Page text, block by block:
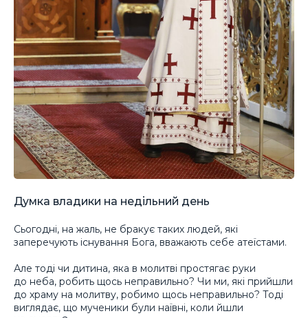
Думка владики на недільний день
Сьогодні, на жаль, не бракує таких людей, які
заперечують існування Бога, вважають себе атеїстами.
Але тоді чи дитина, яка в молитві простягає руки
до неба, робить щось неправильно? Чи ми, які прийшли
до храму на молитву, робимо щось неправильно? Тоді
виглядає, що мученики були наївні, коли йшли